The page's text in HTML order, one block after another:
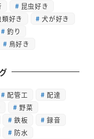
昆虫好き
好き
犬が好き
釣り
鳥好き
配管工
配達
野菜
鉄板
録音
防水